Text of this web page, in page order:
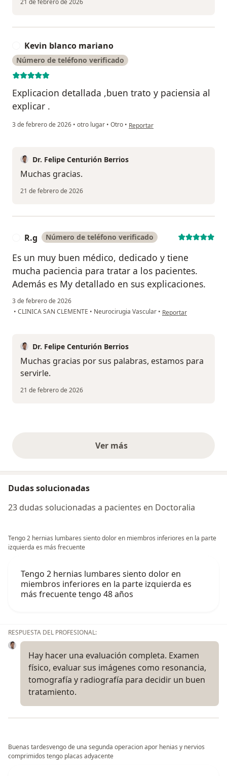
Kevin blanco mariano
Número de teléfono verificado
Explicacion detallada ,buen trato y paciensia al
explicar .
3 de febrero de 2026 • otro lugar • Otro • en opinión del usuario Kevin
Reportar
Dr. Felipe Centurión Berrios
Muchas gracias.
21 de febrero de 2026
R.g Número de teléfono verificado
Es un muy buen médico, dedicado y tiene
mucha paciencia para tratar a los pacientes.
Además es My detallado en sus explicaciones.
3 de febrero de 2026
• CLINICA SAN CLEMENTE • Neurocirugia Vascular • en opinión del usuario
Reportar
Dr. Felipe Centurión Berrios
Muchas gracias por sus palabras, estamos para
servirle.
21 de febrero de 2026
Ver másopiniones anteriores
Dudas solucionadas
23 dudas solucionadas a pacientes en Doctoralia
Tengo 2 hernias lumbares siento dolor en miembros inferiores en la parte
izquierda es más frecuente
Tengo 2 hernias lumbares siento dolor en
miembros inferiores en la parte izquierda es
más frecuente tengo 48 años
RESPUESTA DEL PROFESIONAL:
Hay hacer una evaluación completa. Examen
físico, evaluar sus imágenes como resonancia,
tomografía y radiografía para decidir un buen
tratamiento.
Buenas tardesvengo de una segunda operacion apor henias y nervios
comprimidos tengo placas adyacente